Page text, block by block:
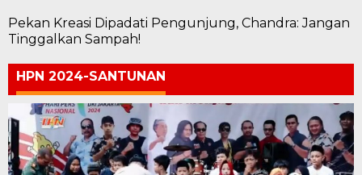
Pekan Kreasi Dipadati Pengunjung, Chandra: Jangan
Tinggalkan Sampah!
HPN 2024-SANTUNAN